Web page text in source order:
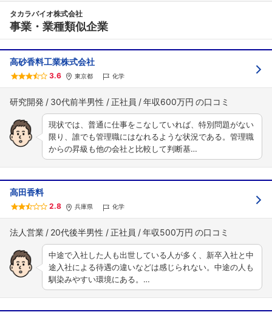
タカラバイオ株式会社
事業・業種類似企業
高砂香料工業株式会社
3.6 東京都 化学
研究開発 30代前半男性 正社員 年収600万円
現状では、普通に仕事をこなしていれば、特別問題がない
限り、誰でも管理職にはなれるような状況である。管理職
からの昇級も他の会社と比較して判断基…
高田香料
2.8 兵庫県 化学
法人営業 20代後半男性 正社員 年収500万円
中途で入社した人も出世している人が多く、新卒入社と中
途入社による待遇の違いなどは感じられない。中途の人も
馴染みやすい環境にある。…